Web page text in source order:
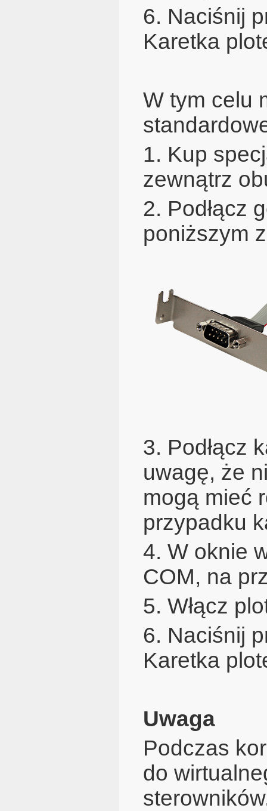
6. Naciśnij
Karetka
W tym celu
1. Kup
zewnątrz
2. Podłącz
poniższym
3. Podłącz
uwagę, że
mogą mieć
przypadku
4. W oknie
COM, na
5. Włącz
6. Naciśnij
Karetka
Uwaga
Podczas
do